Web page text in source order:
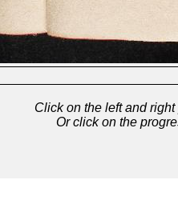
Click on the left and
Or click on the